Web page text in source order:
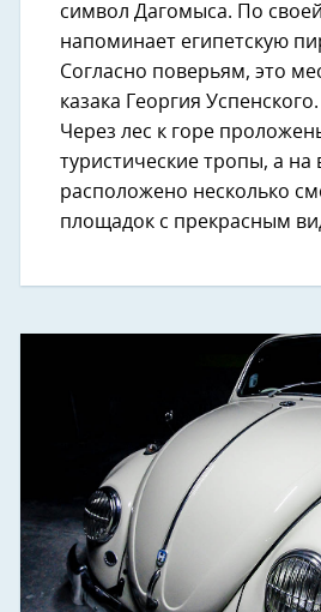
символ Дагомыса. По
напоминает египетскую
Согласно поверьям, это
казака Георгия Успенского.
Через лес к горе
туристические тропы, а
расположено несколько
площадок с прекрасным